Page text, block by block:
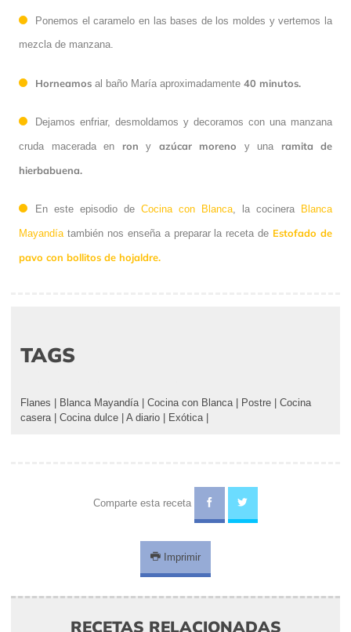
Ponemos el caramelo en las bases de los moldes y vertemos la
mezcla de manzana.
Horneamos al baño María aproximadamente 40 minutos.
Dejamos enfriar, desmoldamos y decoramos con una manzana
cruda macerada en ron y azúcar moreno y una ramita de
hierbabuena.
En este episodio de Cocina con Blanca , la cocinera Blanca
Mayandía también nos enseña a preparar la receta de Estofado de
pavo con bollitos de hojaldre.
TAGS
Flanes Blanca Mayandía Cocina con Blanca Postre
Cocina
casera
Cocina dulce A diario Exótica
Comparte esta receta
Imprimir
RECETAS RELACIONADAS